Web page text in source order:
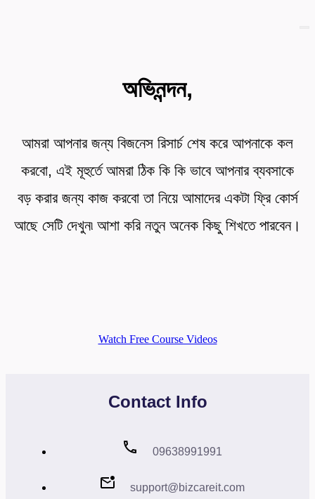
অভিনন্দন,
আমরা আপনার জন্য বিজনেস রিসার্চ শেষ করে আপনাকে কল
করবো, এই মূহুর্তে আমরা ঠিক কি কি ভাবে আপনার ব্যবসাকে
বড় করার জন্য কাজ করবো তা নিয়ে আমাদের একটা ফ্রি কোর্স
আছে সেটি দেখুন৷ আশা করি নতুন অনেক কিছু শিখতে পারবেন।
Watch Free Course Videos
Contact Info
09638991991
support@bizcareit.com